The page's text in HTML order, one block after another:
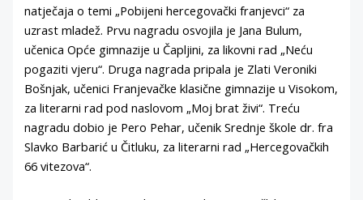
natječaja o temi „Pobijeni hercegovački franjevci“ za
uzrast mladež. Prvu nagradu osvojila je Jana Bulum,
učenica Opće gimnazije u Čapljini, za likovni rad „Neću
pogaziti vjeru“. Druga nagrada pripala je Zlati Veroniki
Bošnjak, učenici Franjevačke klasične gimnazije u Visokom,
za literarni rad pod naslovom „Moj brat živi“. Treću
nagradu dobio je Pero Pehar, učenik Srednje škole dr. fra
Slavko Barbarić u Čitluku, za literarni rad „Hercegovačkih
66 vitezova“.